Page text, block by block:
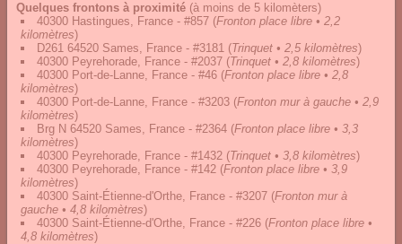
Quelques frontons à proximité (à moins de 5 kilomèters)
40300 Hastingues, France - #857 (Fronton place libre • 2,2
kilomètres)
D261 64520 Sames, France - #3181 (Trinquet • 2,5 kilomètres)
40300 Peyrehorade, France - #2037 (Trinquet • 2,8 kilomètres)
40300 Port-de-Lanne, France - #46 (Fronton place libre • 2,8
kilomètres)
40300 Port-de-Lanne, France - #3203 (Fronton mur à gauche • 2,9
kilomètres)
Brg N 64520 Sames, France - #2364 (Fronton place libre • 3,3
kilomètres)
40300 Peyrehorade, France - #1432 (Trinquet • 3,8 kilomètres)
40300 Peyrehorade, France - #142 (Fronton place libre • 3,9
kilomètres)
40300 Saint-Étienne-d'Orthe, France - #3207 (Fronton mur à
gauche • 4,8 kilomètres)
40300 Saint-Étienne-d'Orthe, France - #226 (Fronton place libre •
4,8 kilomètres)